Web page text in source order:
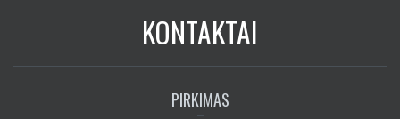
KONTAKTAI
PIRKIMAS